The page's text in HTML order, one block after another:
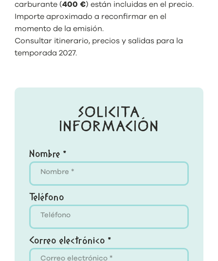
carburante (400 €) están incluidas en el precio.
Importe aproximado a reconfirmar en el
momento de la emisión.
Consultar itinerario, precios y salidas para la
temporada 2027.
SOLICITA
INFORMACIÓN
Nombre *
Teléfono
Correo electrónico *